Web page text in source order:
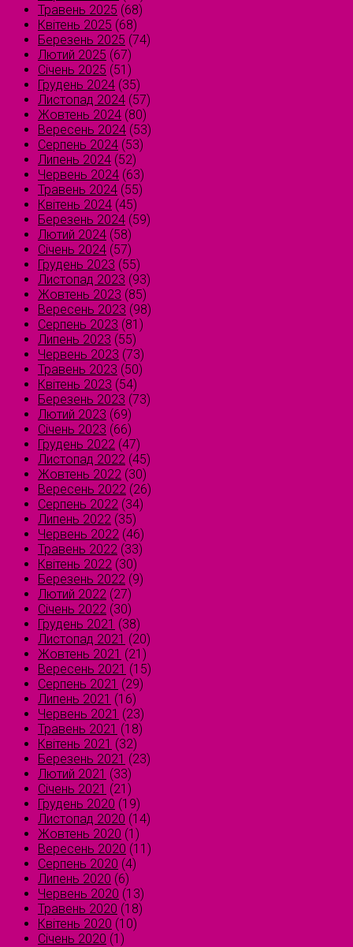
Травень 2025 (68)
Квітень 2025 (68)
Березень 2025 (74)
Лютий 2025 (67)
Січень 2025 (51)
Грудень 2024 (35)
Листопад 2024 (57)
Жовтень 2024 (80)
Вересень 2024 (53)
Серпень 2024 (53)
Липень 2024 (52)
Червень 2024 (63)
Травень 2024 (55)
Квітень 2024 (45)
Березень 2024 (59)
Лютий 2024 (58)
Січень 2024 (57)
Грудень 2023 (55)
Листопад 2023 (93)
Жовтень 2023 (85)
Вересень 2023 (98)
Серпень 2023 (81)
Липень 2023 (55)
Червень 2023 (73)
Травень 2023 (50)
Квітень 2023 (54)
Березень 2023 (73)
Лютий 2023 (69)
Січень 2023 (66)
Грудень 2022 (47)
Листопад 2022 (45)
Жовтень 2022 (30)
Вересень 2022 (26)
Серпень 2022 (34)
Липень 2022 (35)
Червень 2022 (46)
Травень 2022 (33)
Квітень 2022 (30)
Березень 2022 (9)
Лютий 2022 (27)
Січень 2022 (30)
Грудень 2021 (38)
Листопад 2021 (20)
Жовтень 2021 (21)
Вересень 2021 (15)
Серпень 2021 (29)
Липень 2021 (16)
Червень 2021 (23)
Травень 2021 (18)
Квітень 2021 (32)
Березень 2021 (23)
Лютий 2021 (33)
Січень 2021 (21)
Грудень 2020 (19)
Листопад 2020 (14)
Жовтень 2020 (1)
Вересень 2020 (11)
Серпень 2020 (4)
Липень 2020 (6)
Червень 2020 (13)
Травень 2020 (18)
Квітень 2020 (10)
Січень 2020 (1)